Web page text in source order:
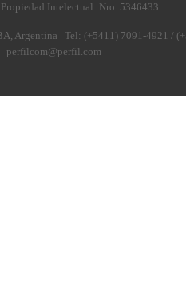
Intelectual: Nro. 5346433
Argentina | Tel: (+5411) 7091-4921 /
perfilcom@perfil.com